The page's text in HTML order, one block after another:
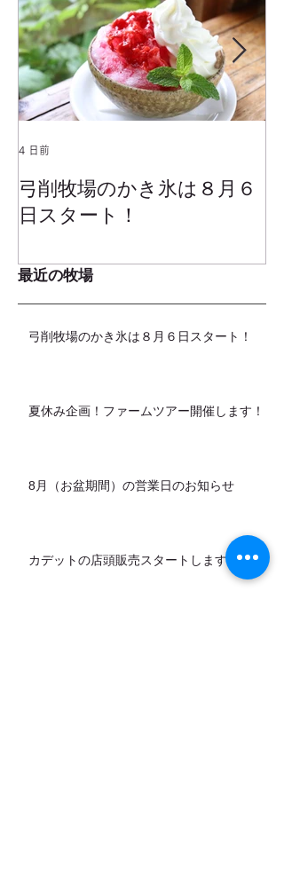
弓削牧場のかき氷は８月６
日スタート！
4 日前
最近の牧場
弓削牧場のかき氷は８月６日スタート！
夏休み企画！ファームツアー開催します！
8月（お盆期間）の営業日のお知らせ
カデットの店頭販売スタートします！